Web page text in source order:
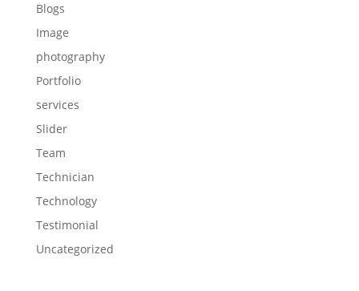
Blogs
Image
photography
Portfolio
services
Slider
Team
Technician
Technology
Testimonial
Uncategorized